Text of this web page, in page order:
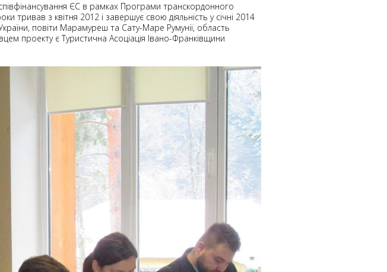
ЄС в рамках Програми транскордонного
тривав з квітня 2012 і завершує свою діяльність у січні 2014
повіти Марамуреш та Сату-Маре Румунії, область
проекту є Туристична Асоціація Івано-Франківщини